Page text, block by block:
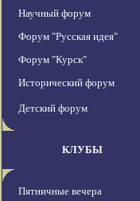
Научный форум
Форум "Русская идея"
Форум "Курск"
Исторический форум
Детский форум
КЛУБЫ
Пятничные вечера